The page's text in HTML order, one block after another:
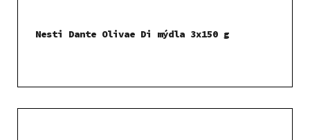
Nesti Dante Olivae Di mýdla 3x150 g